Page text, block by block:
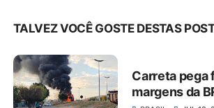
TALVEZ VOCÊ GOSTE DESTAS
Carreta pega
margens da